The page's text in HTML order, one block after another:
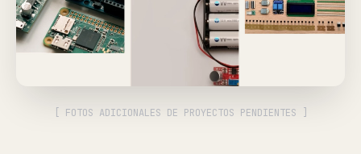
[ FOTOS ADICIONALES DE PROYECTOS PENDIENTES ]